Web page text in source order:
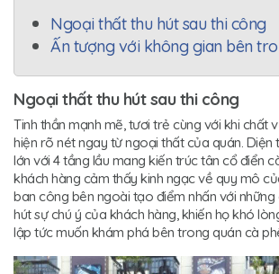
Ngoại thất thu hút sau thi công
Ấn tượng với không gian bên
Ngoại thất thu hút sau thi công
Tinh thần mạnh mẽ, tươi trẻ cùng với khi chất
hiện rõ nét ngay từ ngoại thất của quán. Diện
lớn với 4 tầng lầu mang kiến trúc tân cổ điển
khách hàng cảm thấy kinh ngạc về quy mô
ban công bên ngoài tạo điểm nhấn với những
hút sự chú ý của khách hàng, khiến họ khó
lập tức muốn khám phá bên trong quán cà